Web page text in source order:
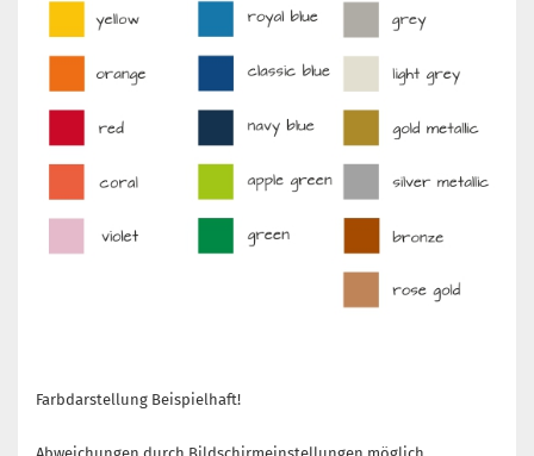
Farbdarstellung Beispielhaft!